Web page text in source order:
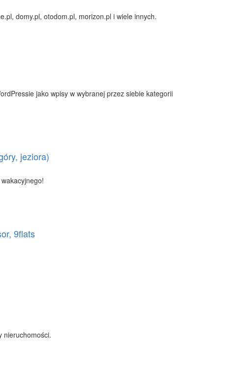
domy.pl, otodom.pl, morizon.pl i wiele innych.
jako wpisy w wybranej przez siebie kategorii
jeziora)
9flats
nieruchomości.